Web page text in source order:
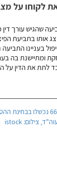
לקוחו על
שהגיש עורך דין
אותו בתביעת
בעניינו
ומתיישנת בה בעת
לתת את הדין על